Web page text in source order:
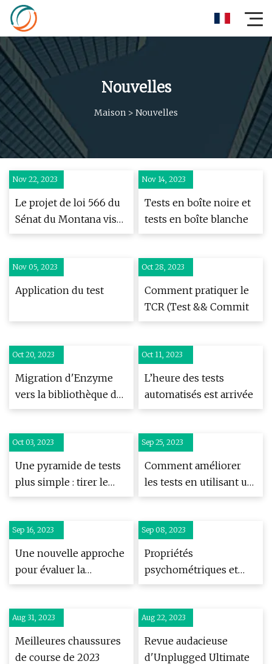
Nouvelles
Maison > Nouvelles
Nov 22, 2023
Le projet de loi 566 du
Sénat du Montana vise
Jon Tester
Nov 14, 2023
Tests en boîte noire et
tests en boîte blanche
Nov 05, 2023
Application du test
Oct 28, 2023
Comment pratiquer le
TCR (Test && Commit
Oct 20, 2023
Migration d'Enzyme
vers la bibliothèque de
tests React
Oct 11, 2023
L’heure des tests
automatisés est arrivée
Oct 03, 2023
Une pyramide de tests
plus simple : tirer le
meilleur parti de vos
Sep 25, 2023
Comment améliorer
les tests en utilisant un
léger coup de pouce
Sep 16, 2023
Une nouvelle approche
pour évaluer la
déformation continue
pipelines induite par
l'excavation d'un
tunnel dans le sol
Sep 08, 2023
Propriétés
psychométriques et
validation de la version
Fibromyalgia Impact
Questionnaire (FIQ
Aug 31, 2023
Meilleures chaussures
de course de 2023
Aug 22, 2023
Revue audacieuse
d'Unplugged Ultimate